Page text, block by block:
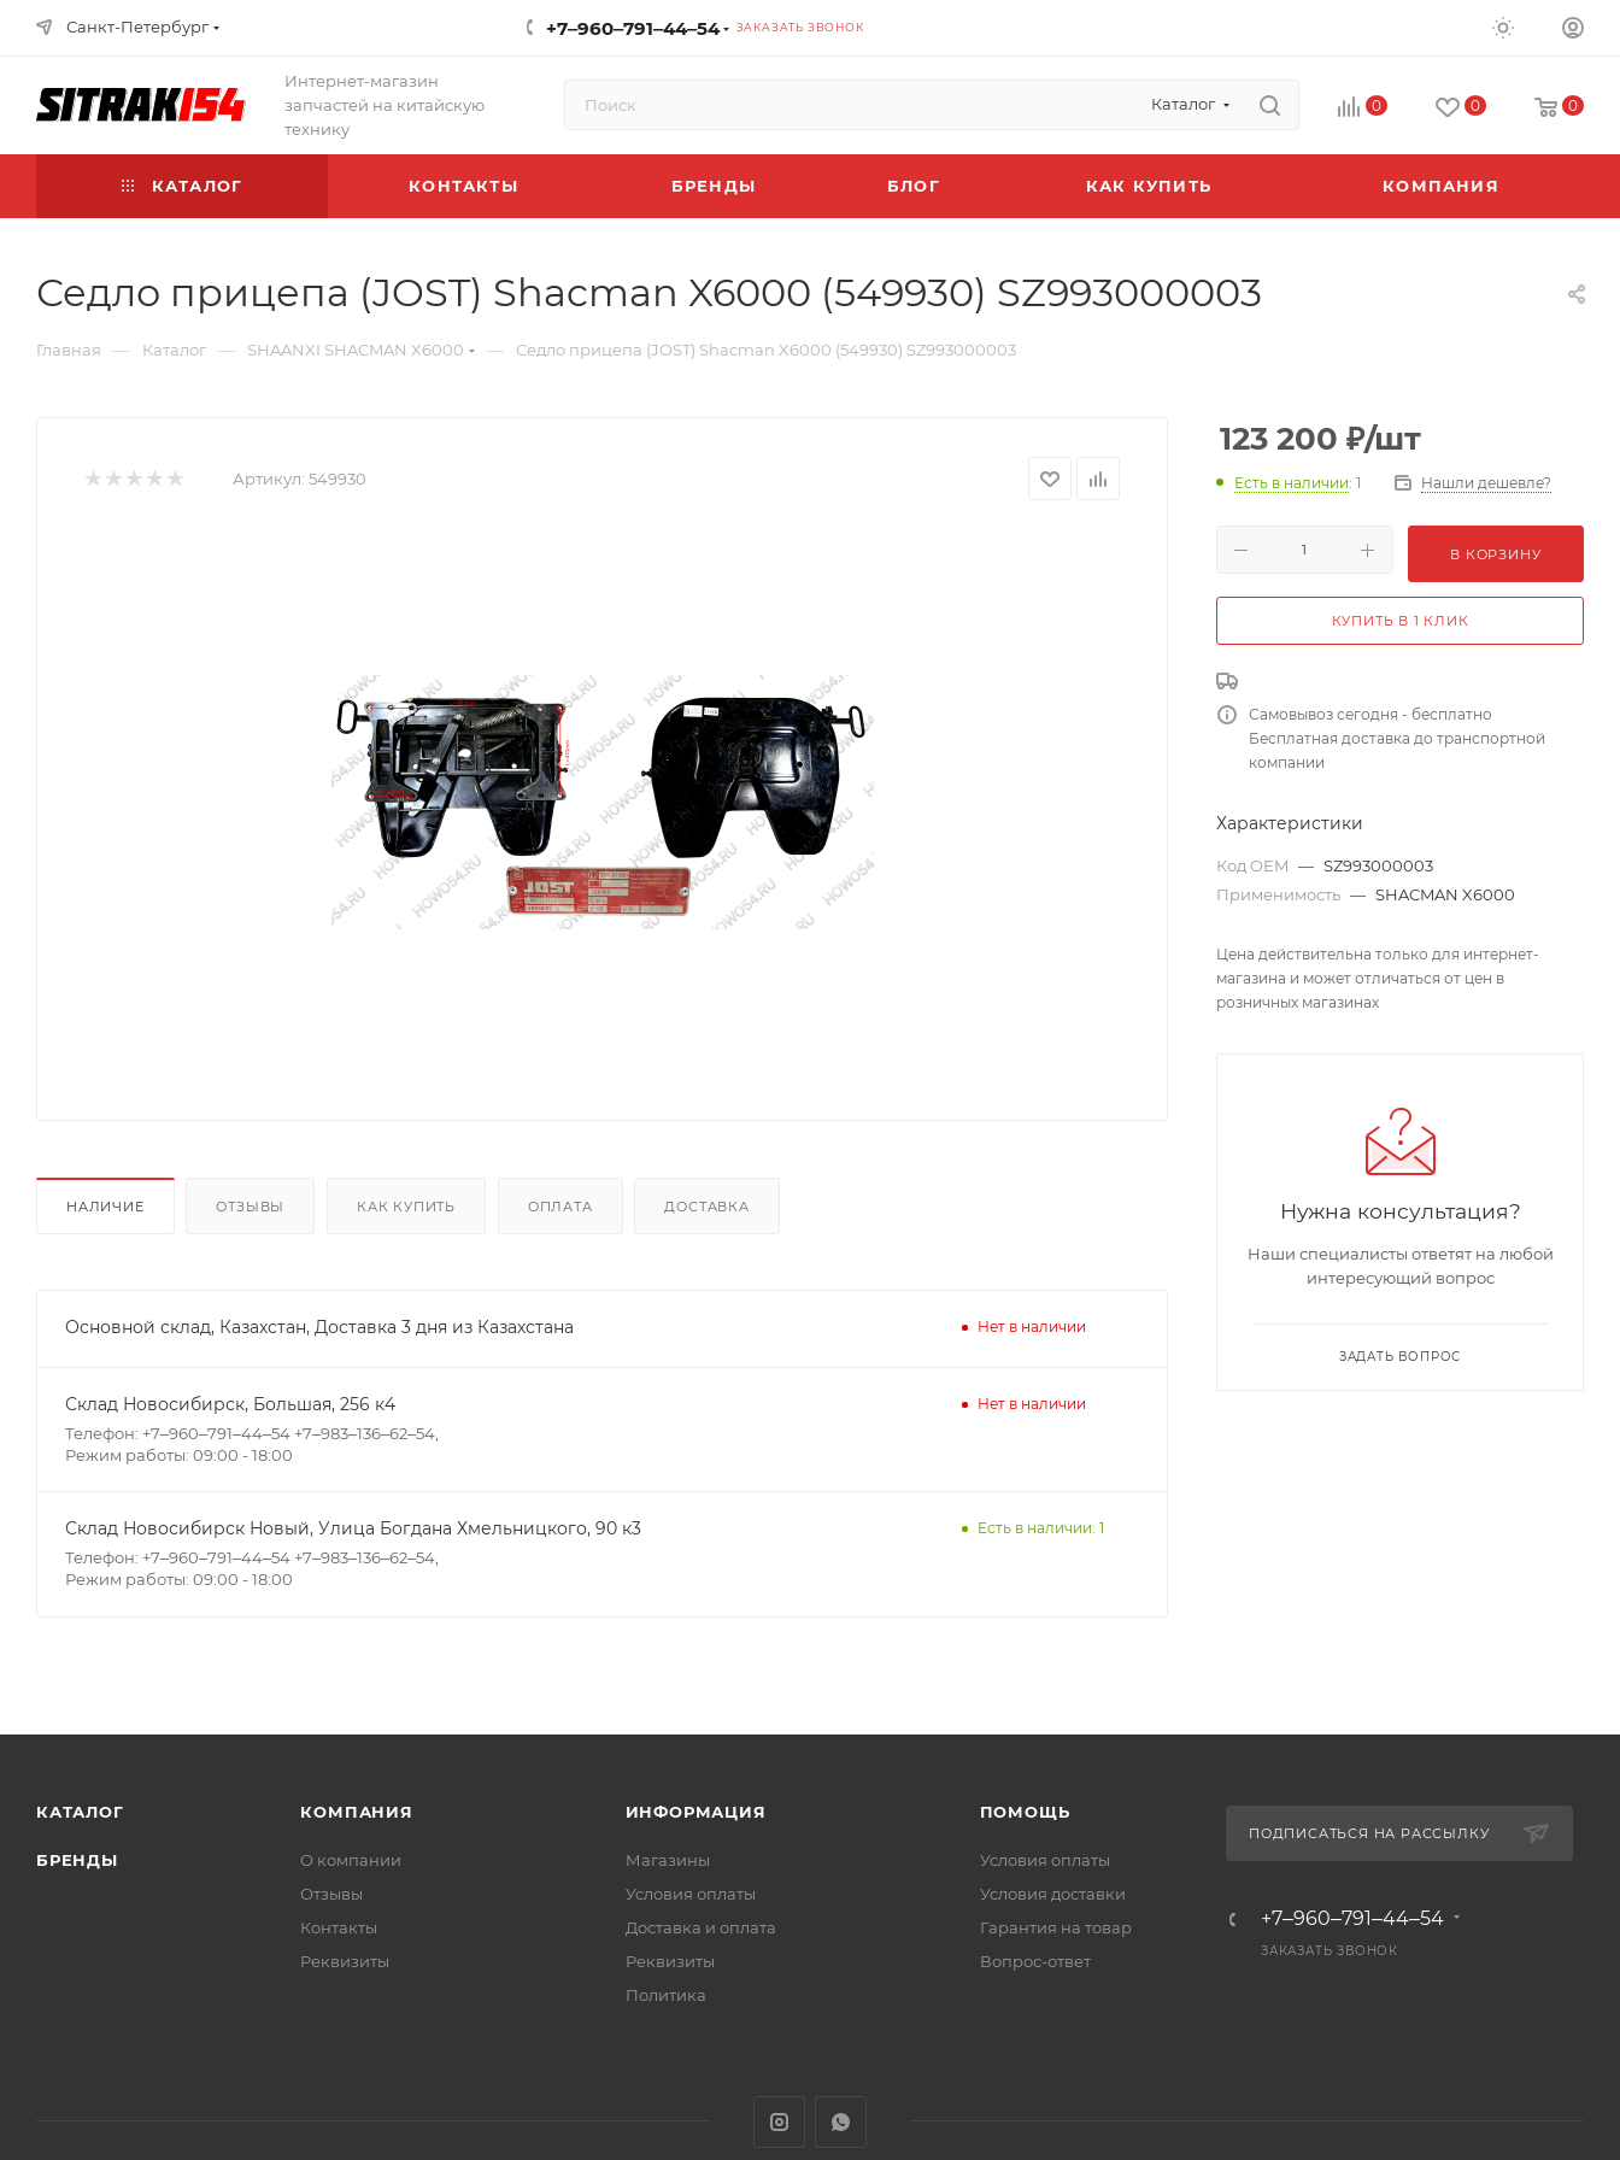
Санкт-Петербург +7‒960‒791‒44‒54 ЗАКАЗАТЬ ЗВОНОК
Интернет-магазин
запчастей на китайскую
технику
Каталог 0 0 0
КАТАЛОГ КОНТАКТЫ БРЕНДЫ БЛОГ КАК КУПИТЬ КОМПАНИЯ
Седло прицепа (JOST) Shacman X6000 (549930) SZ993000003
Главная — Каталог — SHAANXI SHACMAN X6000 — Седло прицепа (JOST) Shacman X6000 (549930) SZ993000003
Артикул: 549930
НАЛИЧИЕ ОТЗЫВЫ КАК КУПИТЬ ОПЛАТА ДОСТАВКА
Основной склад, Казахстан, Доставка 3 дня из Казахстана Нет в наличии
Склад Новосибирск, ​Большая, 256 к4
Телефон: +7‒960‒791‒44‒54 +7‒983‒136‒62‒54,
Режим работы: 09:00 - 18:00
Нет в наличии
Склад Новосибирск Новый, ​Улица Богдана Хмельницкого, 90 к3
Телефон: +7‒960‒791‒44‒54 +7‒983‒136‒62‒54,
Режим работы: 09:00 - 18:00
Есть в наличии: 1
123 200 ₽/шт
Есть в наличии: 1 Нашли дешевле?
В КОРЗИНУ
КУПИТЬ В 1 КЛИК
Самовывоз сегодня - бесплатно
Бесплатная доставка до транспортной
компании
Характеристики
Код OEM — SZ993000003
Применимость — SHACMAN X6000
Цена действительна только для интернет-
магазина и может отличаться от цен в
розничных магазинах
Нужна консультация?
Наши специалисты ответят на любой
интересующий вопрос
ЗАДАТЬ ВОПРОС
КАТАЛОГ
БРЕНДЫ
КОМПАНИЯ
О компании
Отзывы
Контакты
Реквизиты
ИНФОРМАЦИЯ
Магазины
Условия оплаты
Доставка и оплата
Реквизиты
Политика
ПОМОЩЬ
Условия оплаты
Условия доставки
Гарантия на товар
Вопрос-ответ
ПОДПИСАТЬСЯ НА РАССЫЛКУ
+7‒960‒791‒44‒54
ЗАКАЗАТЬ ЗВОНОК